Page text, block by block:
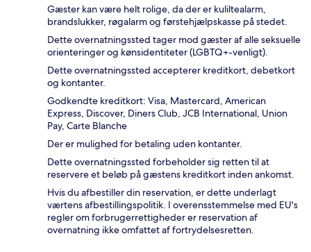
Gæster kan være helt rolige, da der er kuliltealarm,
brandslukker, røgalarm og førstehjælpskasse på stedet.
Dette overnatningssted tager mod gæster af alle seksuelle
orienteringer og kønsidentiteter (LGBTQ+-venligt).
Dette overnatningssted accepterer kreditkort, debetkort
og kontanter.
Godkendte kreditkort: Visa, Mastercard, American
Express, Discover, Diners Club, JCB International, Union
Pay, Carte Blanche
Der er mulighed for betaling uden kontanter.
Dette overnatningssted forbeholder sig retten til at
reservere et beløb på gæstens kreditkort inden ankomst.
Hvis du afbestiller din reservation, er dette underlagt
værtens afbestillingspolitik. I overensstemmelse med EU's
regler om forbrugerrettigheder er reservation af
overnatning ikke omfattet af fortrydelsesretten.